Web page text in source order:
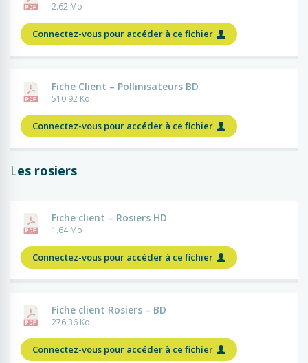
2.62 Mo
Connectez-vous pour accéder à ce fichier
Fiche Client – Pollinisateurs BD
510.92 Ko
Connectez-vous pour accéder à ce fichier
Les rosiers
Fiche client – Rosiers HD
1.64 Mo
Connectez-vous pour accéder à ce fichier
Fiche client Rosiers – BD
276.36 Ko
Connectez-vous pour accéder à ce fichier